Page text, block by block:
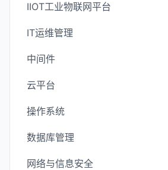
IIOT工业物联网平台
IT运维管理
中间件
云平台
操作系统
数据库管理
网络与信息安全